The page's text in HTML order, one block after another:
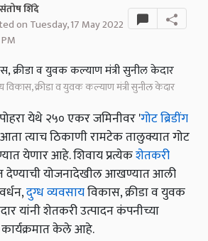
शिंदे
on Tuesday, 17 May 2022
विकास, क्रीडा व युवक कल्याण मंत्री सुनील केदार
येथे २५० एकर जमिनीवर 'गोट ब्रिडींग
त्याच ठिकाणी रामटेक तालुक्यात गोट
येणार आहे. शिवाय प्रत्येकशेतकरी
देण्याची योजनादेखील आखण्यात आली
दुग्ध व्यवसायविकास, क्रीडा व युवक
यांनी शेतकरी उत्पादन कंपनीच्या
केले आहे.